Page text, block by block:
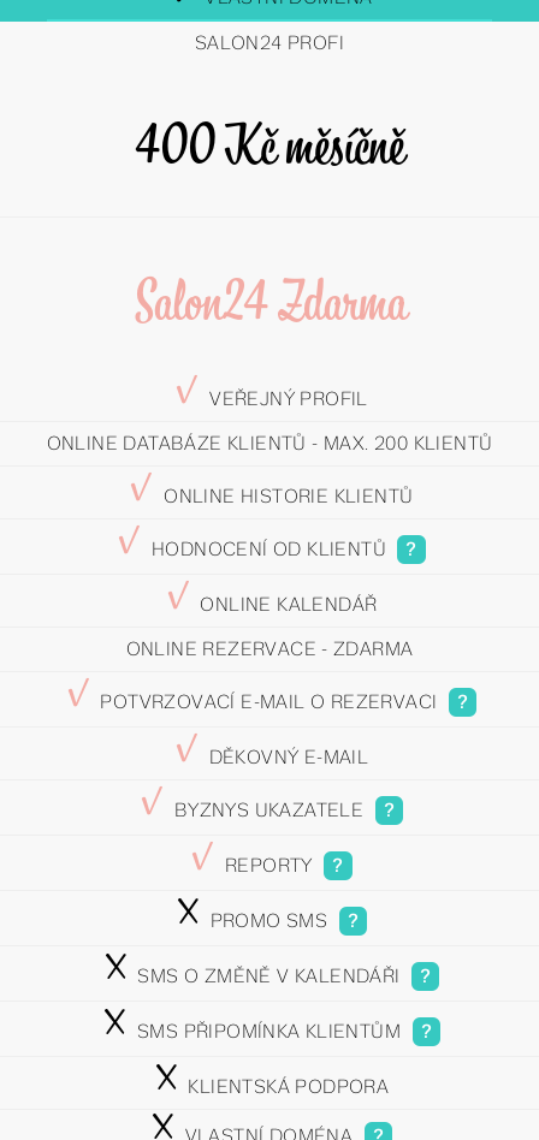
SALON24 PROFI
400Kč měsíčně
Salon24 Zdarma
y VEŘEJNÝ PROFIL
ONLINE DATABÁZE KLIENTŮ - MAX. 200 KLIENTŮ
y ONLINE HISTORIE KLIENTŮ
y HODNOCENÍ OD KLIENTŮ ?
y ONLINE KALENDÁŘ
ONLINE REZERVACE - ZDARMA
y POTVRZOVACÍ E-MAIL O REZERVACI ?
y DĚKOVNÝ E-MAIL
y BYZNYS UKAZATELE ?
y REPORTY ?
n PROMO SMS ?
n SMS O ZMĚNĚ V KALENDÁŘI ?
n SMS PŘIPOMÍNKA KLIENTŮM ?
n KLIENTSKÁ PODPORA
n VLASTNÍ DOMÉNA ?